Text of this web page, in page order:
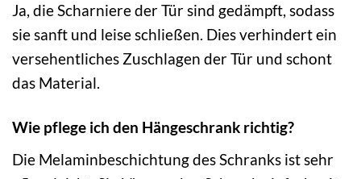
Ja, die Scharniere der Tür sind gedämpft, sodass
sie sanft und leise schließen. Dies verhindert ein
versehentliches Zuschlagen der Tür und schont
das Material.
Wie pflege ich den Hängeschrank richtig?
Die Melaminbeschichtung des Schranks ist sehr